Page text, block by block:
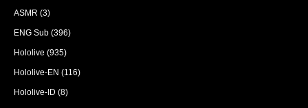
ASMR (3)
ENG Sub (396)
Hololive (935)
Hololive-EN (116)
Hololive-ID (8)